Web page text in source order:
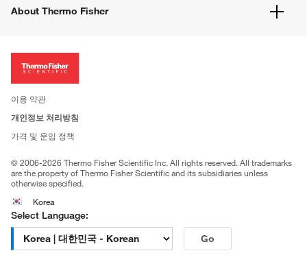
웹사이트 개선사항
About Thermo Fisher
투자자
사회적 책임
브랜드
이용 약관
개인정보 처리방침
가격 및 운임 정책
© 2006-2026 Thermo Fisher Scientific Inc. All rights reserved. All trademarks
are the property of Thermo Fisher Scientific and its subsidiaries unless
otherwise specified.
Korea
Select Language:
Go